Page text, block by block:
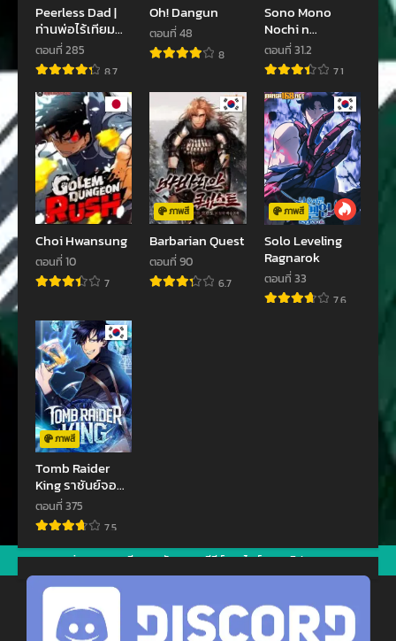
ตอนที่ 49
มกราคม 28, 2023
ตอนที่ 48
มกราคม 25, 2023
ตอนที่ 47
มกราคม 25, 2023 มกราคม 22, 2023
ตอนที่ 45
มกราคม 22, 2023
ตอนที่ 44
พฤศจิกายน 22, 2022
ตอนที่ 43
พฤศจิกายน 21, 2022
ตอนที่ 33
พฤศจิกายน 19, 2022
ตอนที่ 42
พฤศจิกายน 16, 2022
ตอนที่ 41
พฤศจิกายน 16, 2022
พฤศจิกายน 16, 2022
ตอนที่ 39
สิงหาคม 9, 2022
ตอนที่ 37
กรกฎาคม 12, 2022
ตอนที่ 35
มิถุนายน 21, 2022
ตอนที่ 33
ตอนที่ 31
พฤษภาคม 25, 2022
ตอนที่ 30
ตอนที่ 29 ตอนที่ 28
Peerless Dad |
ท่านพ่อไร้เทียม
ทาน
ตอนที่ 285
8.7
Oh! Dangun
ตอนที่ 48
8
Sono Mono
Nochi n
(Reboot)
ตอนที่ 31.2
7.1
Choi Hwansung
ตอนที่ 10
7
ภาพสี
Barbarian Quest
ตอนที่ 90
6.7
ภาพสี
Solo Leveling
Ragnarok
ตอนที่ 33
7.6
ภาพสี
Tomb Raider
King ราชันย์จอม
โจรปล้นสุสาน
ตอนที่ 375
7.5
jav xxxจีน มังงะ ซีรีย์ออนไลน์ คลิปหลุด